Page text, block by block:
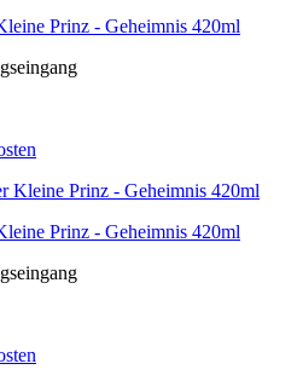
Prinz - Geheimnis 420ml
Prinz - Geheimnis 420ml